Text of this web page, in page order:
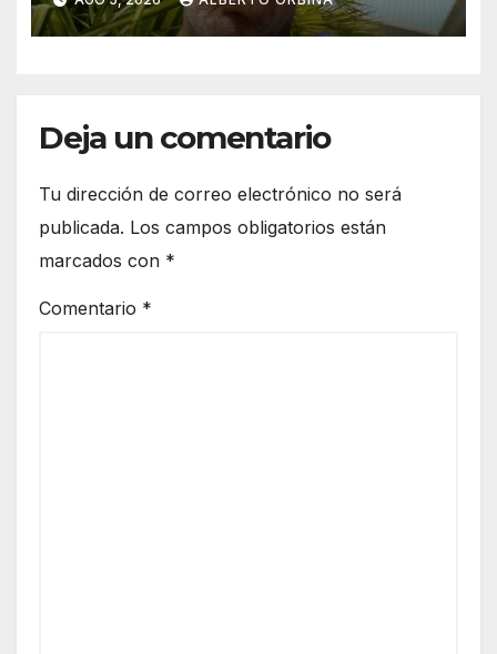
gobierno británico analiza si
abre una investigación
Deja un comentario
Tu dirección de correo electrónico no será
publicada. Los campos obligatorios están
marcados con *
Comentario *